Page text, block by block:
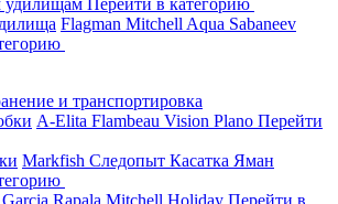
удилищам Перейти в категорию
Flagman Mitchell Aqua Sabaneev
и транспортировка
A-Elita Flambeau Vision Plano Перейти
Markfish Следопыт Касатка Яман
Rapala Mitchell Holiday Перейти в